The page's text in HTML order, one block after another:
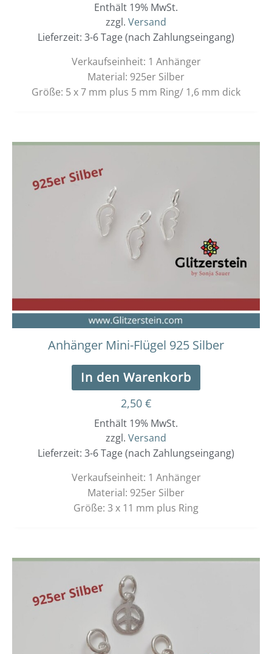
Enthält 19% MwSt.
zzgl. Versand
Lieferzeit: 3-6 Tage (nach Zahlungseingang)
Verkaufseinheit: 1 Anhänger
Material: 925er Silber
Größe: 5 x 7 mm plus 5 mm Ring/ 1,6 mm dick
Anhänger Mini-Flügel 925 Silber
In den Warenkorb
2,50 €
Enthält 19% MwSt.
zzgl. Versand
Lieferzeit: 3-6 Tage (nach Zahlungseingang)
Verkaufseinheit: 1 Anhänger
Material: 925er Silber
Größe: 3 x 11 mm plus Ring